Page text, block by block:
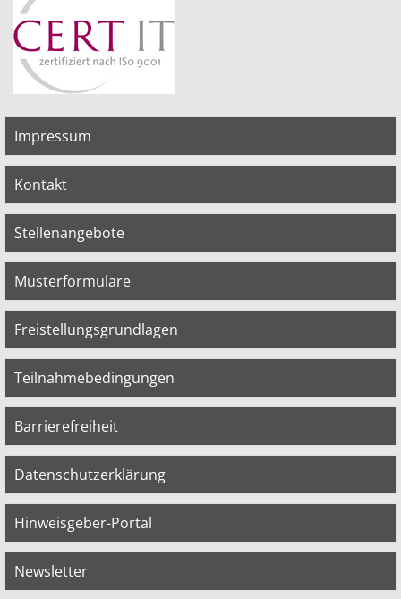
Impressum
Kontakt
Stellenangebote
Musterformulare
Freistellungsgrundlagen
Teilnahmebedingungen
Barrierefreiheit
Datenschutzerklärung
Hinweisgeber-Portal
Newsletter